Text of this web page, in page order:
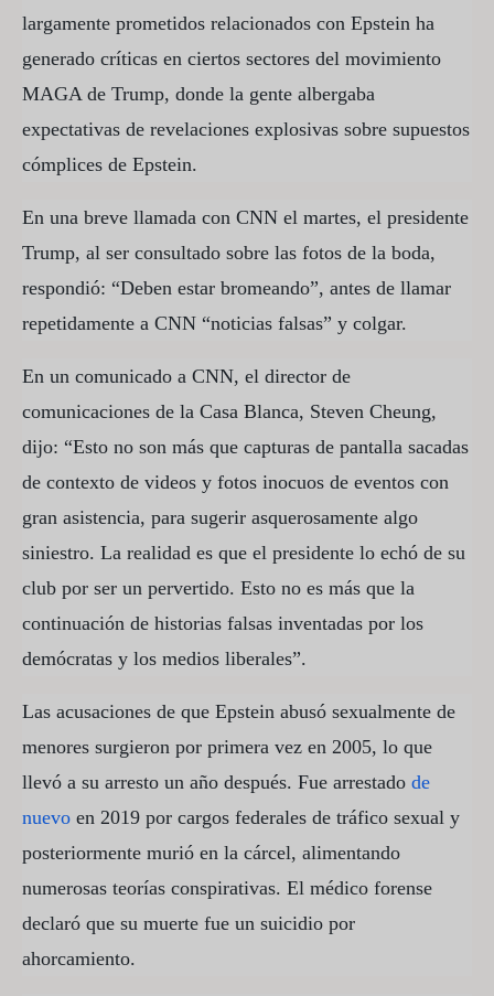
largamente prometidos relacionados con Epstein ha
generado críticas en ciertos sectores del movimiento
MAGA de Trump, donde la gente albergaba
expectativas de revelaciones explosivas sobre supuestos
cómplices de Epstein.
En una breve llamada con CNN el martes, el presidente
Trump, al ser consultado sobre las fotos de la boda,
respondió: “Deben estar bromeando”, antes de llamar
repetidamente a CNN “noticias falsas” y colgar.
En un comunicado a CNN, el director de
comunicaciones de la Casa Blanca, Steven Cheung,
dijo: “Esto no son más que capturas de pantalla sacadas
de contexto de videos y fotos inocuos de eventos con
gran asistencia, para sugerir asquerosamente algo
siniestro. La realidad es que el presidente lo echó de su
club por ser un pervertido. Esto no es más que la
continuación de historias falsas inventadas por los
demócratas y los medios liberales”.
Las acusaciones de que Epstein abusó sexualmente de
menores surgieron por primera vez en 2005, lo que
llevó a su arresto un año después. Fue arrestado de
nuevo en 2019 por cargos federales de tráfico sexual y
posteriormente murió en la cárcel, alimentando
numerosas teorías conspirativas. El médico forense
declaró que su muerte fue un suicidio por
ahorcamiento.